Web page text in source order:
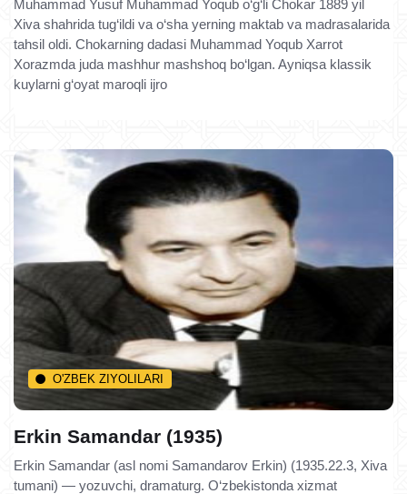
Muhammad Yusuf Muhammad Yoqub o‘g‘li Chokar 1889 yil
Xiva shahrida tug‘ildi va o‘sha yerning maktab va madrasalarida
tahsil oldi. Chokarning dadasi Muhammad Yoqub Xarrot
Xorazmda juda mashhur mashshoq bo‘lgan. Ayniqsa klassik
kuylarni g‘oyat maroqli ijro
O'ZBEK ZIYOLILARI
Erkin Samandar (1935)
Erkin Samandar (asl nomi Samandarov Erkin) (1935.22.3, Xiva
tumani) — yozuvchi, dramaturg. O‘zbekistonda xizmat